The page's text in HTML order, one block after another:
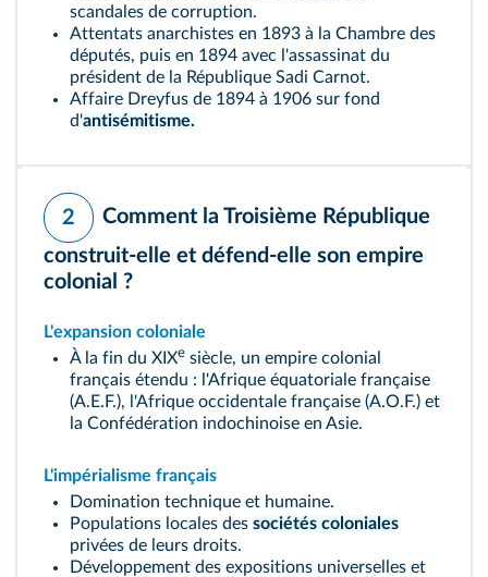
scandales de corruption.
Attentats anarchistes en 1893 à la Chambre des
députés, puis en 1894 avec l'assassinat du
président de la République Sadi Carnot.
Affaire Dreyfus de 1894 à 1906 sur fond
d'antisémitisme.
2
Comment la Troisième République
construit-elle et défend-elle son empire
colonial ?
L'expansion coloniale
À la fin du XIXe siècle, un empire colonial
français étendu : l'Afrique équatoriale française
(A.E.F.), l'Afrique occidentale française (A.O.F.) et
la Confédération indochinoise en Asie.
L'impérialisme français
Domination technique et humaine.
Populations locales des sociétés coloniales
privées de leurs droits.
Développement des expositions universelles et